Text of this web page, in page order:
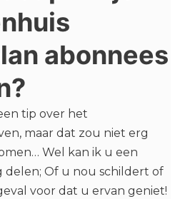
abonnees
tip over het
maar dat zou niet erg
Wel kan ik u een
delen; Of u nou schildert of
voor dat u ervan geniet!